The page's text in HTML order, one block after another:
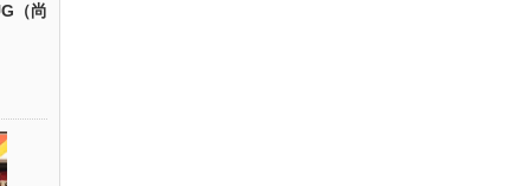
（尚